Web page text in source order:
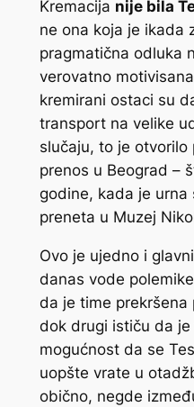
Kremacija nije bila
ne ona koja je ikada
pragmatična odluka
verovatno
kremirani ostaci su
transport na velike
slučaju, to je otvorilo
prenos u Beograd –
godine, kada je urna
preneta u Muzej
Ovo je ujedno i
danas vode
da je time prekršena
dok drugi ističu da
mogućnost da se
uopšte vrate u
obično, negde